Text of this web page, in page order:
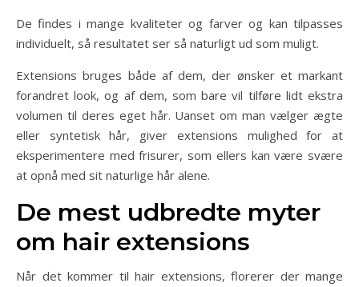
De findes i mange kvaliteter og farver og kan tilpasses
individuelt, så resultatet ser så naturligt ud som muligt.
Extensions bruges både af dem, der ønsker et markant
forandret look, og af dem, som bare vil tilføre lidt ekstra
volumen til deres eget hår. Uanset om man vælger ægte
eller syntetisk hår, giver extensions mulighed for at
eksperimentere med frisurer, som ellers kan være svære
at opnå med sit naturlige hår alene.
De mest udbredte myter
om hair extensions
Når det kommer til hair extensions, florerer der mange